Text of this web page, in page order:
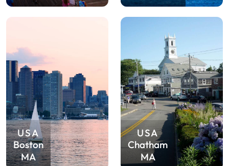
USA
Boston
MA
USA
Chatham
MA